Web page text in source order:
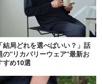
「結局どれを選べばいい？」話
の“リカバリーウェア”最新お
すめ10選